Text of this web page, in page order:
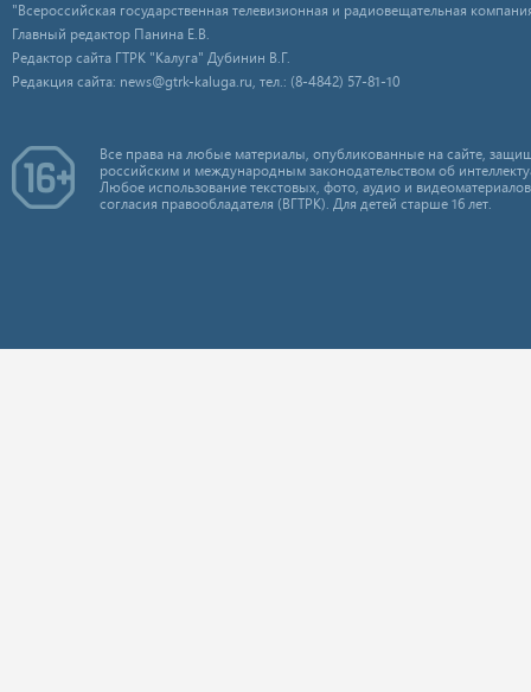
"Всероссийская государственная телевизионная и радиовещательная
Главный редактор Панина Е.В.
Редактор сайта ГТРК "Калуга" Дубинин В.Г.
Редакция сайта: news@gtrk-kaluga.ru, тел.: (8-4842) 57-81-10
Все права на любые материалы, опубликованные на сайте,
российским и международным законодательством об
Любое использование текстовых, фото, аудио и
согласия правообладателя (ВГТРК). Для детей старше 16 лет.